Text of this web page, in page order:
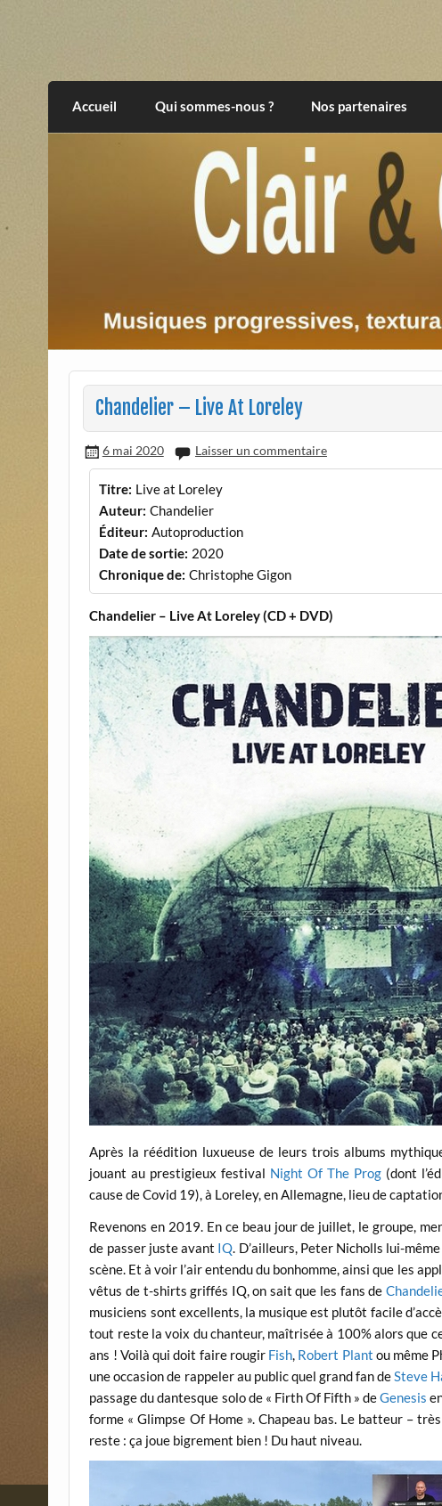
Clair et Obscur
Accueil Qui sommes-nous ? Nos partenaires
Chandelier – Live At Loreley
6 mai 2020 Laisser un commentaire
Titre: Live at Loreley
Auteur: Chandelier
Éditeur: Autoproduction
Date de sortie: 2020
Chronique de: Christophe Gigon
Chandelier – Live At Loreley (CD + DVD)
Après la réédition luxueuse de leurs trois albums
jouant au prestigieux festival Night Of The Prog (dont
cause de Covid 19), à Loreley, en Allemagne, lieu de
Revenons en 2019. En ce beau jour de juillet, le groupe,
de passer juste avant IQ. D’ailleurs, Peter Nicholls lui-
scène. Et à voir l’air entendu du bonhomme, ainsi que les
vêtus de t-shirts griffés IQ, on sait que les fans de
musiciens sont excellents, la musique est plutôt facile
tout reste la voix du chanteur, maîtrisée à 100% alors que
ans ! Voilà qui doit faire rougir Fish, Robert Plant ou même
une occasion de rappeler au public quel grand fan deSteve
passage du dantesque solo de « Firth Of Fifth » deGenesis
forme « Glimpse Of Home ». Chapeau bas. Le batteur –
reste : ça joue bigrement bien ! Du haut niveau.